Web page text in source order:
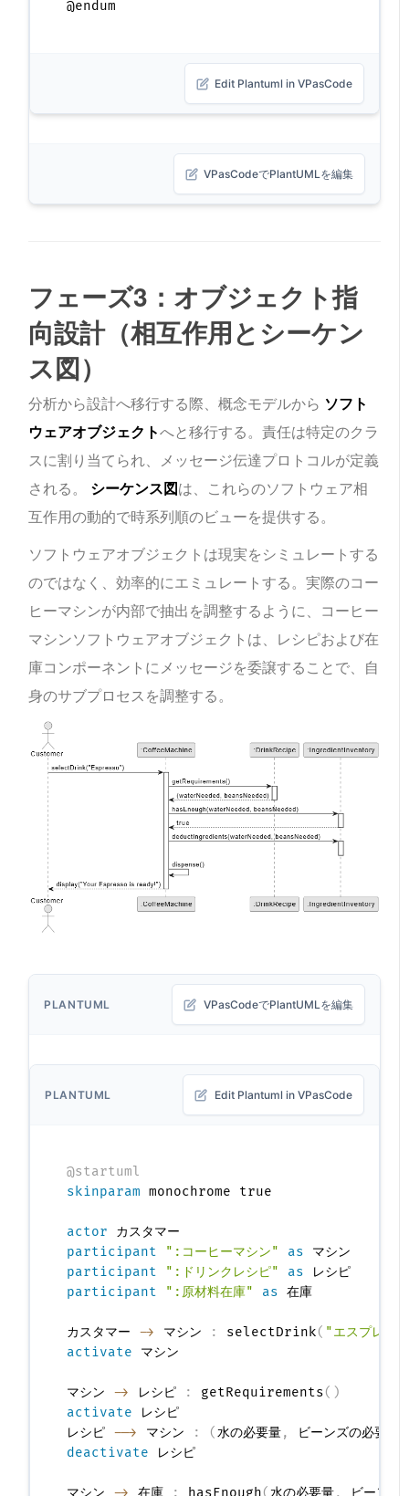
Edit Plantuml in VPasCode
VPasCodeでPlantUMLを編集
フェーズ3：オブジェクト指
向設計（相互作用とシーケン
ス図）
分析から設計へ移行する際、概念モデルから ソフト
ウェアオブジェクトへと移行する。責任は特定のクラ
スに割り当てられ、メッセージ伝達プロトコルが定義
される。 シーケンス図は、これらのソフトウェア相
互作用の動的で時系列順のビューを提供する。
ソフトウェアオブジェクトは現実をシミュレートする
のではなく、効率的にエミュレートする。実際のコー
ヒーマシンが内部で抽出を調整するように、 コーヒー
マシンソフトウェアオブジェクトは、レシピおよび在
庫コンポーネントにメッセージを委譲することで、自
身のサブプロセスを調整する。
PLANTUML VPasCodeでPlantUMLを編集
PLANTUML Edit Plantuml in VPasCode
@startuml
skinparam monochrome true
actor
participant
":コーヒーマシン" as
participant
":ドリンクレシピ" as
participant
":原材料在庫" as 在庫
カスタマー -> マシン : selectDrink( "エスプレッ
activate マシン
マシン -> レシピ : getRequirements( )
activate レシピ
レシピ --> マシン : (水の必要量, ビーンズの必要量
deactivate レシピ
マシン -> 在庫 : hasEnough(水の必要量, ビーンズ